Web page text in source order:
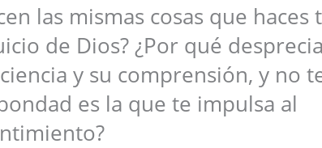
las mismas cosas que haces
de Dios? ¿Por qué
y su comprensión, y no
es la que te impulsa al